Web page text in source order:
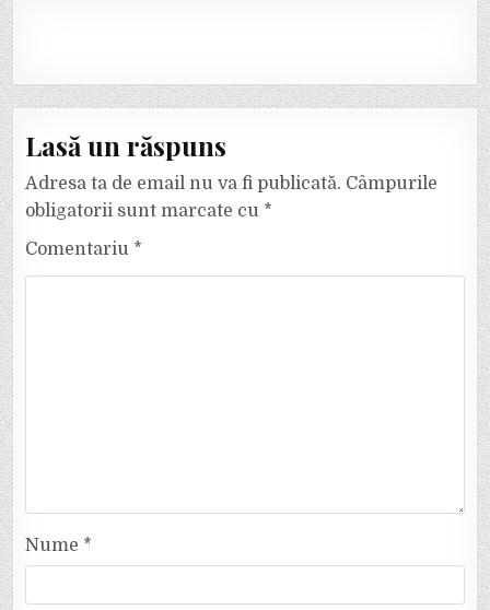
Lasă un răspuns
Adresa ta de email nu va fi publicată. Câmpurile
obligatorii sunt marcate cu *
Comentariu *
Nume *